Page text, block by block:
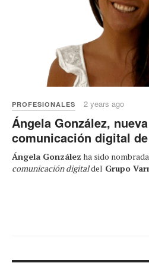
PROFESIONALES 2 years ago
Ángela González,
comunicación digital
Ángela González ha sido
comunicación digitaldel Grupo